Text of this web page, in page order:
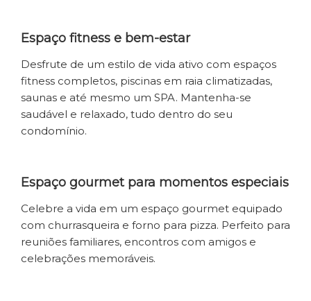
Espaço fitness e bem-estar
Desfrute de um estilo de vida ativo com espaços
fitness completos, piscinas em raia climatizadas,
saunas e até mesmo um SPA. Mantenha-se
saudável e relaxado, tudo dentro do seu
condomínio.
Espaço gourmet para momentos especiais
Celebre a vida em um espaço gourmet equipado
com churrasqueira e forno para pizza. Perfeito para
reuniões familiares, encontros com amigos e
celebrações memoráveis.